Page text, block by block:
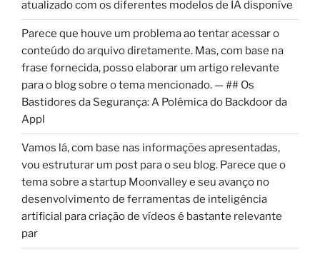
atualizado com os diferentes modelos de IA disponíve
Parece que houve um problema ao tentar acessar o
conteúdo do arquivo diretamente. Mas, com base na
frase fornecida, posso elaborar um artigo relevante
para o blog sobre o tema mencionado. — ## Os
Bastidores da Segurança: A Polêmica do Backdoor da
Appl
Vamos lá, com base nas informações apresentadas,
vou estruturar um post para o seu blog. Parece que o
tema sobre a startup Moonvalley e seu avanço no
desenvolvimento de ferramentas de inteligência
artificial para criação de vídeos é bastante relevante
par